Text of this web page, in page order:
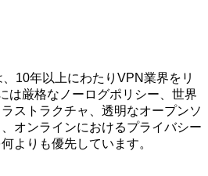
10年以上にわたりVPN業界をリ
は厳格なノーログポリシー、世界
ストラクチャ、透明なオープンソ
オンラインにおけるプライバシー
よりも優先しています。